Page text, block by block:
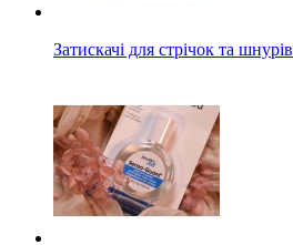
Затискачі для стрічок та шнурів